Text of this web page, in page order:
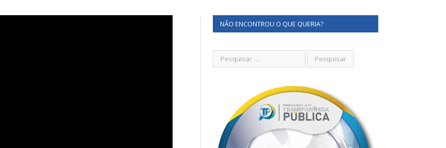
NÃO ENCONTROU O QUE QUERIA?